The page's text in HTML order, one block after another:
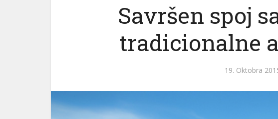
Savršen spoj
tradicionalne
19. Oktobra